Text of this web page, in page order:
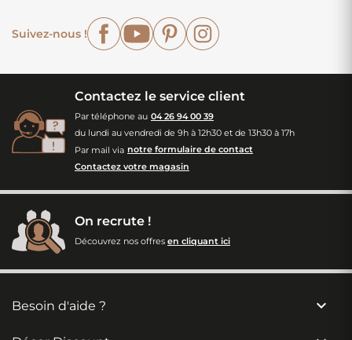
Suivez-nous !
FacebookYouTubePinterest
Contactez le service client
Par téléphone au 04 26 94 00 39
du lundi au vendredi de 9h à 12h30 et de 13h30 à 17h
Par mail via notre formulaire de contact
Contactez votre magasin
On recrute !
Découvrez nos offres en cliquant ici
Besoin d'aide ? 